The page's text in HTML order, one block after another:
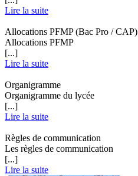
Lire la suite
Allocations PFMP (Bac Pro / CAP)
Allocations PFMP
[...]
Lire la suite
Organigramme
Organigramme du lycée
[...]
Lire la suite
Règles de communication
Les règles de communication
[...]
Lire la suite